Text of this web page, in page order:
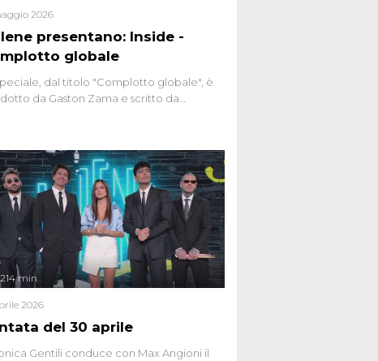
Iene presentano: Inside -
globale
2026
dal titolo "Complotto globale", è
da Gaston Zama e scritto da
dei sospetti globali e del
che negli ultimi anni hanno
social network, talk show, piazze digitali
collettivo.
del 30 aprile
214 min
2026
Gentili conduce con Max Angioni il